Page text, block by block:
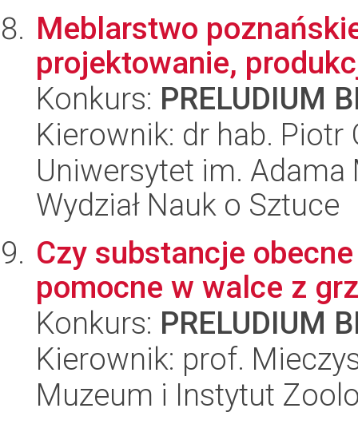
Meblarstwo
projektowanie,
Konkurs: PRELUDIUM
Kierownik: dr hab. Piotr
Uniwersytet im.
Wydział Nauk o Sztuce
Czy substancje
pomocne w walce z
Konkurs: PRELUDIUM
Kierownik: prof.
Muzeum i Instytut